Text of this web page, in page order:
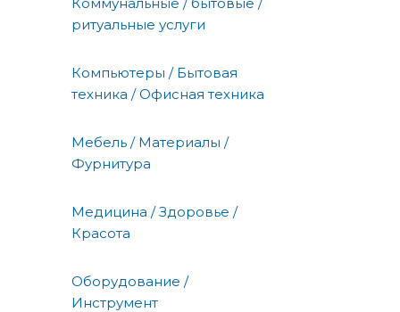
ритуальные услуги
Компьютеры / Бытовая
техника / Офисная техника
Мебель / Материалы /
Фурнитура
Медицина / Здоровье /
Красота
Оборудование /
Инструмент